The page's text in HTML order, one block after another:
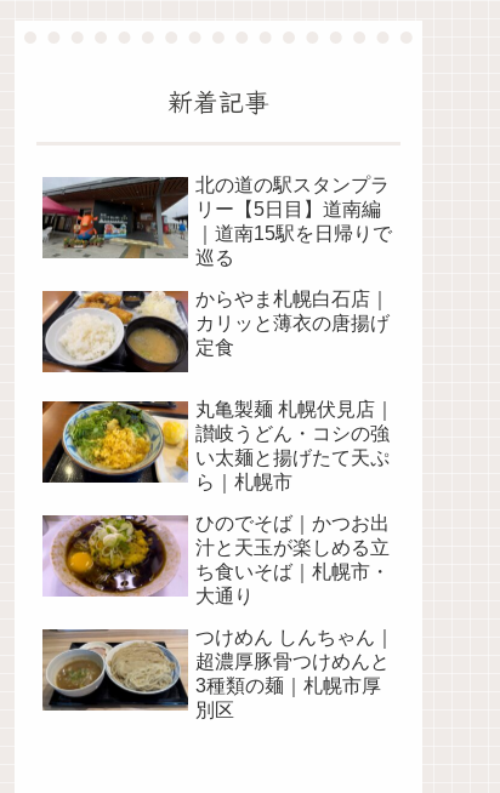
新着記事
北の道の駅スタンプラ
リー【5日目】道南編
｜道南15駅を日帰りで
巡る
からやま札幌白石店｜
カリッと薄衣の唐揚げ
定食
丸亀製麺 札幌伏見店｜
讃岐うどん・コシの強
い太麺と揚げたて天ぷ
ら｜札幌市
ひのでそば｜かつお出
汁と天玉が楽しめる立
ち食いそば｜札幌市・
大通り
つけめん しんちゃん｜
超濃厚豚骨つけめんと
3種類の麺｜札幌市厚
別区